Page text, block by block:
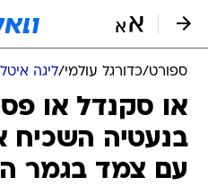
ספורט/כדורגל עולמי/ליגה
או סקנדל או
בנעטיה השכיח
עם צמד בגמר